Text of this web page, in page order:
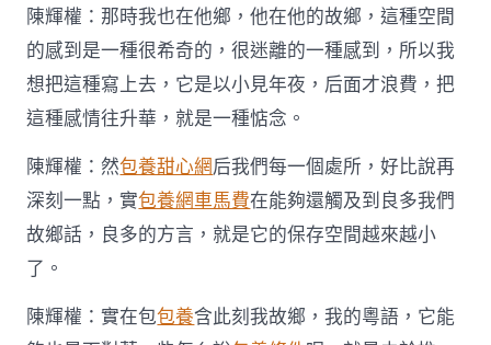
陳輝權：那時我也在他鄉，他在他的故鄉，這種空間
的感到是一種很希奇的，很迷離的一種感到，所以我
想把這種寫上去，它是以小見年夜，后面才浪費，把
這種感情往升華，就是一種惦念。
陳輝權：然包養甜心網后我們每一個處所，好比說再
深刻一點，實包養網車馬費在能夠還觸及到良多我們
故鄉話，良多的方言，就是它的保存空間越來越小
了。
陳輝權：實在包包養含此刻我故鄉，我的粵語，它能